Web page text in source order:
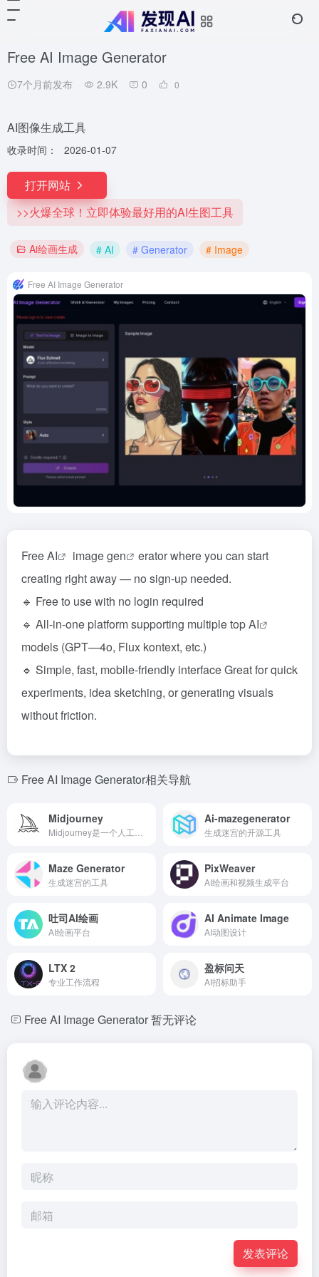
Free AI Image Generator
7个月前发布 2.9K 0 0
AI图像生成工具
收录时间： 2026-01-07
打开网站
>>火爆全球！立即体验最好用的AI生图工具
Ai绘画生成 # AI # Generator # Image
Free AI Image Generator
FreeAI imagegen
erator where you can start
creating right away — no sign-up needed.
🔹 Free to use with no login required
🔹 All-in-one platform supporting multiple topAI
models (GPT—4o, Flux kontext, etc.)
🔹 Simple, fast, mobile-friendly interface Great for quick
experiments, idea sketching, or generating visuals
without friction.
Free AI Image Generator相关导航
Midjourney Ai-mazegenerator
生成迷宫的开源工具
Maze Generator
生成迷宫的工具
PixWeaver
AI绘画和视频生成平台
吐司AI绘画
AI绘画平台
AI Animate Image
AI动图设计
LTX 2
专业工作流程
盈标问天
AI招标助手
Free AI Image Generator暂无评论
发表评论